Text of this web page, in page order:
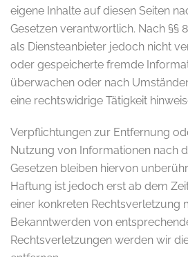
eigene Inhalte auf diesen Seiten
Gesetzen verantwortlich. Nach §§
als Diensteanbieter jedoch nicht
oder gespeicherte fremde
überwachen oder nach
eine rechtswidrige Tätigkeit
Verpflichtungen zur Entfernung
Nutzung von Informationen nach
Gesetzen bleiben hiervon
Haftung ist jedoch erst ab dem
einer konkreten Rechtsverletzung
Bekanntwerden von
Rechtsverletzungen werden wir